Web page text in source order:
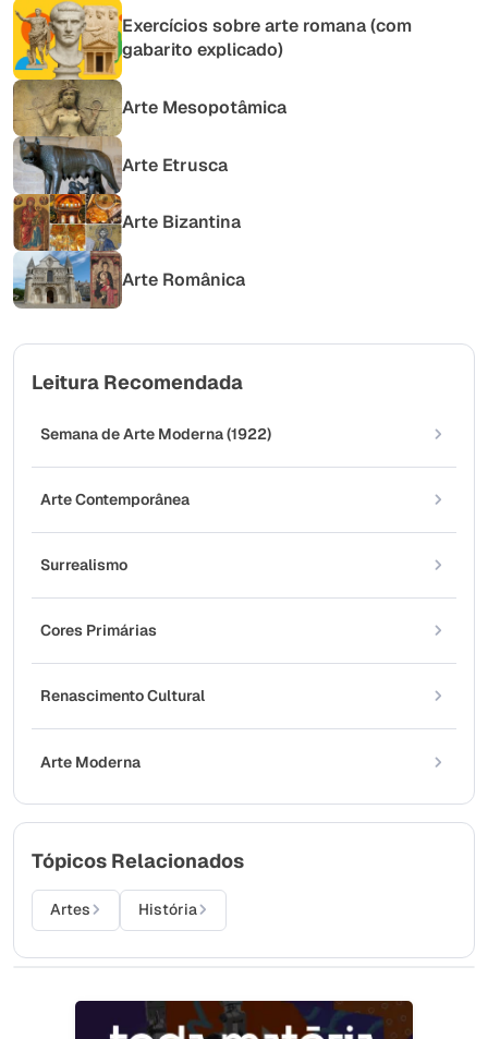
Exercícios sobre arte romana (com
gabarito explicado)
Arte Mesopotâmica
Arte Etrusca
Arte Bizantina
Arte Românica
Leitura Recomendada
Semana de Arte Moderna (1922)
Arte Contemporânea
Surrealismo
Cores Primárias
Renascimento Cultural
Arte Moderna
Tópicos Relacionados
Artes História